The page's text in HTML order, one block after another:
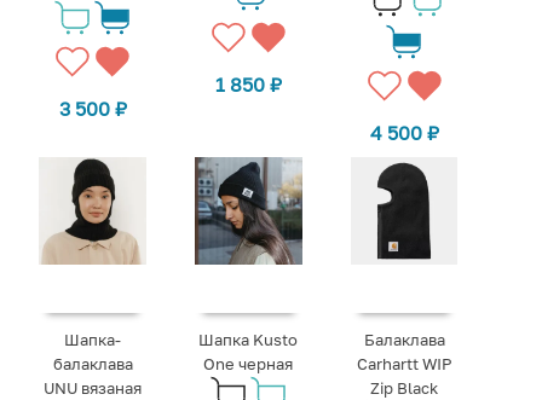
3 500 ₽
1 850 ₽
4 500 ₽
Шапка-
балаклава
UNU вязаная
Шапка Kusto
One черная
Балаклава
Carhartt WIP
Zip Black